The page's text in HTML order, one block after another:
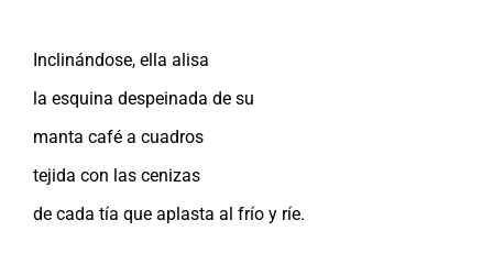
Inclinándose, ella alisa
la esquina despeinada de su
manta café a cuadros
tejida con las cenizas
de cada tía que aplasta al frío y ríe.